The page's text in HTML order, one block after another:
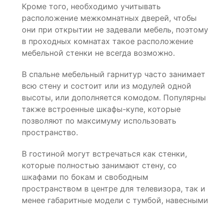
Кроме того, необходимо учитывать
расположение межкомнатных дверей, чтобы
они при открытии не задевали мебель, поэтому
в проходных комнатах такое расположение
мебельной стенки не всегда возможно.
В спальне мебельный гарнитур часто занимает
всю стену и состоит или из модулей одной
высоты, или дополняется комодом. Популярны
также встроенные шкафы-купе, которые
позволяют по максимуму использовать
пространство.
В гостиной могут встречаться как стенки,
которые полностью занимают стену, со
шкафами по бокам и свободным
пространством в центре для телевизора, так и
менее габаритные модели с тумбой, навесными